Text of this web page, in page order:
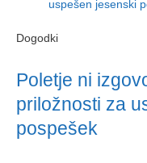
Dogodki
Poletje ni
priložnosti za
pospešek